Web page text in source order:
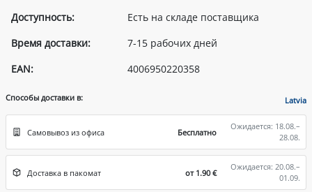
Доступность:
Есть на складе поставщика
Время доставки:
7-15 рабочих дней
EAN:
4006950220358
Способы доставки в: Latvia
Самовывоз из офиса Бесплатно
Ожидается: 18.08.–
28.08.
Доставка в пакомат от 1.90 €
Ожидается: 20.08.–
01.09.